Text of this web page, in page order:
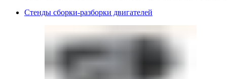
Стенды сборки-разборки двигателей